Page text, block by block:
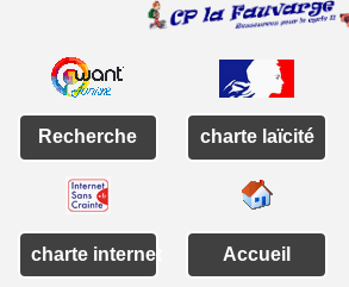
Recherche charte laïcité
charte internet Accueil